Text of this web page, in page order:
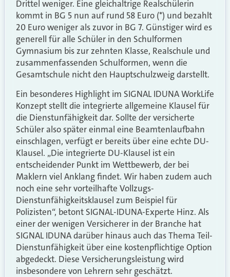
Drittel weniger. Eine gleichaltrige Realschülerin
kommt in BG 5 nun auf rund 58 Euro (*) und bezahlt
20 Euro weniger als zuvor in BG 7. Günstiger wird es
generell für alle Schüler in den Schulformen
Gymnasium bis zur zehnten Klasse, Realschule und
zusammenfassenden Schulformen, wenn die
Gesamtschule nicht den Hauptschulzweig darstellt.
Ein besonderes Highlight im SIGNAL IDUNA WorkLife
Konzept stellt die integrierte allgemeine Klausel für
die Dienstunfähigkeit dar. Sollte der versicherte
Schüler also später einmal eine Beamtenlaufbahn
einschlagen, verfügt er bereits über eine echte DU-
Klausel. „Die integrierte DU-Klausel ist ein
entscheidender Punkt im Wettbewerb, der bei
Maklern viel Anklang findet. Wir haben zudem auch
noch eine sehr vorteilhafte Vollzugs-
Dienstunfähigkeitsklausel zum Beispiel für
Polizisten“, betont SIGNAL-IDUNA-Experte Hinz. Als
einer der wenigen Versicherer in der Branche hat
SIGNAL IDUNA darüber hinaus auch das Thema Teil-
Dienstunfähigkeit über eine kostenpflichtige Option
abgedeckt. Diese Versicherungsleistung wird
insbesondere von Lehrern sehr geschätzt.